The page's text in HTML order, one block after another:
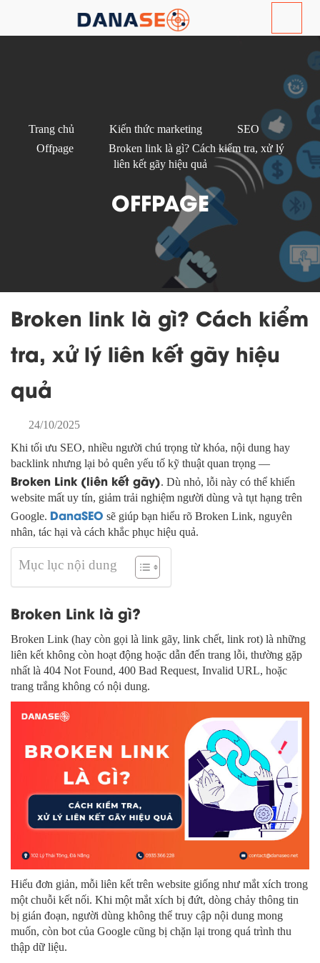
Trang chủ Kiến thức marketing
SEO
Offpage
Broken link là gì? Cách kiểm tra, xử lý
liên kết gãy hiệu quả
OFFPAGE
Broken link là gì? Cách kiểm
tra, xử lý liên kết gãy hiệu
quả
24/10/2025
Khi tối ưu SEO, nhiều người chú trọng từ khóa, nội dung hay
backlink nhưng lại bỏ quên yếu tố kỹ thuật quan trọng —
Broken Link (liên kết gãy). Dù nhỏ, lỗi này có thể khiến
website mất uy tín, giảm trải nghiệm người dùng và tụt hạng trên
Google. DanaSEO sẽ giúp bạn hiểu rõ Broken Link, nguyên
nhân, tác hại và cách khắc phục hiệu quả.
Mục lục nội dung
Broken Link là gì?
Broken Link (hay còn gọi là link gãy, link chết, link rot) là những
liên kết không còn hoạt động hoặc dẫn đến trang lỗi, thường gặp
nhất là 404 Not Found, 400 Bad Request, Invalid URL, hoặc
trang trắng không có nội dung.
Hiểu đơn giản, mỗi liên kết trên website giống như mắt xích trong
một chuỗi kết nối. Khi một mắt xích bị đứt, dòng chảy thông tin
bị gián đoạn, người dùng không thể truy cập nội dung mong
muốn, còn bot của Google cũng bị chặn lại trong quá trình thu
thập dữ liệu.